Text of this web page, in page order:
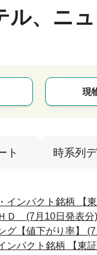
ル、ニ
現
ト 時系列
インパクト銘柄 【
Ｄ (7月10日発表分)
グ【値下がり率】
ンパクト銘柄 【東